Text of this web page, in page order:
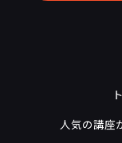
人気の講座